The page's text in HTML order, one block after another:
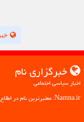
خبرگزاری نام
اخبار سیاسی اجتماعی
Namna.ir: معتبرترین نام در اطلاع رسانی اخبار سیاسی و اجتماعی، گامی مطمئن به سوی آگاهی